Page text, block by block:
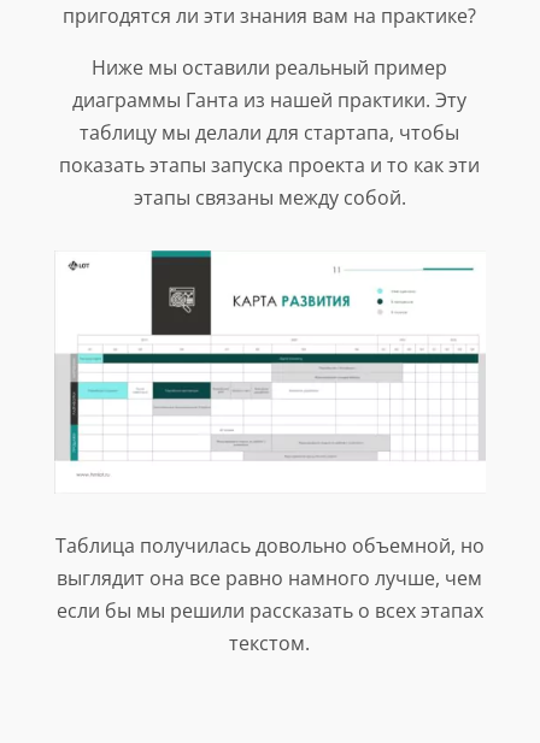
пригодятся ли эти знания вам на практике?
Ниже мы оставили реальный пример
диаграммы Ганта из нашей практики. Эту
таблицу мы делали для стартапа, чтобы
показать этапы запуска проекта и то как эти
этапы связаны между собой.
Таблица получилась довольно объемной, но
выглядит она все равно намного лучше, чем
если бы мы решили рассказать о всех этапах
текстом.